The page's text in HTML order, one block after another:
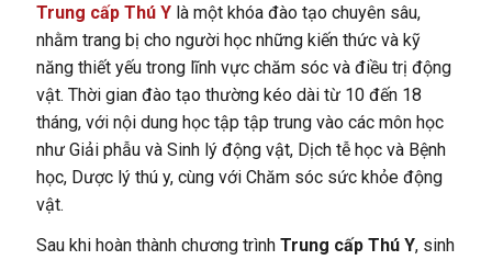
Trung cấp Thú Ylà một khóa đào tạo chuyên sâu,
nhằm trang bị cho người học những kiến thức và kỹ
năng thiết yếu trong lĩnh vực chăm sóc và điều trị động
vật. Thời gian đào tạo thường kéo dài từ 10 đến 18
tháng, với nội dung học tập tập trung vào các môn học
như Giải phẫu và Sinh lý động vật, Dịch tễ học và Bệnh
học, Dược lý thú y, cùng với Chăm sóc sức khỏe động
vật.
Sau khi hoàn thành chương trình Trung cấp Thú Y, sinh